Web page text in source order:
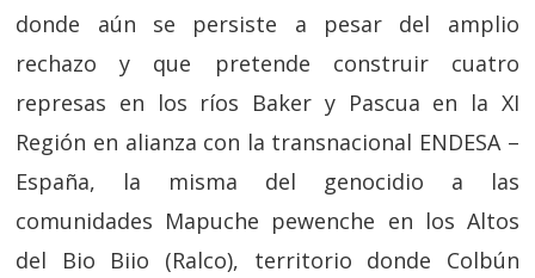
donde aún se persiste a pesar del amplio
rechazo y que pretende construir cuatro
represas en los ríos Baker y Pascua en la XI
Región en alianza con la transnacional ENDESA –
España, la misma del genocidio a las
comunidades Mapuche pewenche en los Altos
del Bio Biio (Ralco), territorio donde Colbún